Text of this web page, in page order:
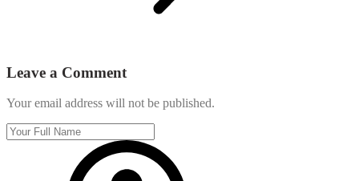
Leave a Comment
Your email address will not be published.